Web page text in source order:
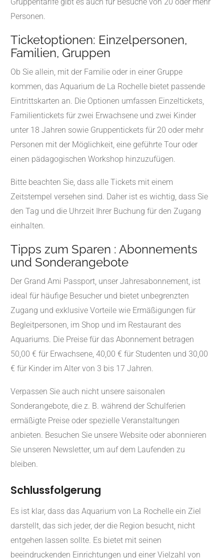
Personen.
Ticketoptionen: Einzelpersonen,
Familien, Gruppen
Ob Sie allein, mit der Familie oder in einer Gruppe
kommen, das Aquarium de La Rochelle bietet passende
Eintrittskarten an. Die Optionen umfassen Einzeltickets,
Familientickets für zwei Erwachsene und zwei Kinder
unter 18 Jahren sowie Gruppentickets für 20 oder mehr
Personen mit der Möglichkeit, eine geführte Tour oder
einen pädagogischen Workshop hinzuzufügen.
Bitte beachten Sie, dass alle Tickets mit einem
Zeitstempel versehen sind. Daher ist es wichtig, dass Sie
den Tag und die Uhrzeit Ihrer Buchung für den Zugang
einhalten.
Tipps zum Sparen : Abonnements
und Sonderangebote
Der Grand Ami Passport, unser Jahresabonnement, ist
ideal für häufige Besucher und bietet unbegrenzten
Zugang und exklusive Vorteile wie Ermäßigungen für
Begleitpersonen, im Shop und im Restaurant des
Aquariums. Die Preise für das Abonnement betragen
50,00 € für Erwachsene, 40,00 € für Studenten und 30,00
€ für Kinder im Alter von 3 bis 17 Jahren.
Verpassen Sie auch nicht unsere saisonalen
Sonderangebote, die z. B. während der Schulferien
ermäßigte Preise oder spezielle Veranstaltungen
anbieten. Besuchen Sie unsere Website oder abonnieren
Sie unseren Newsletter, um auf dem Laufenden zu
bleiben.
Schlussfolgerung
Es ist klar, dass das Aquarium von La Rochelle ein Ziel
darstellt, das sich jeder, der die Region besucht, nicht
entgehen lassen sollte. Es bietet mit seinen
beeindruckenden Einrichtungen und einer Vielzahl von